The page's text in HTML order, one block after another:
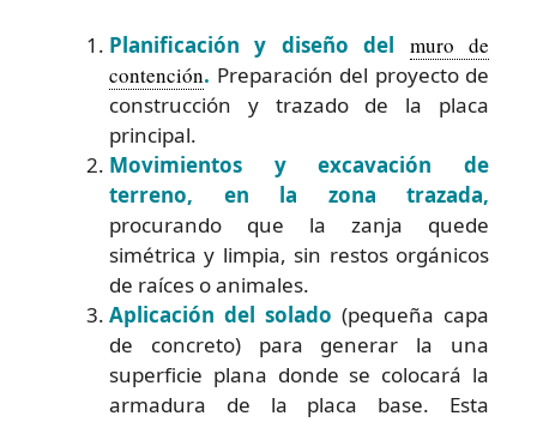
Planificación y diseño del muro de
contención. Preparación del proyecto de
construcción y trazado de la placa
principal.
Movimientos y excavación de
terreno, en la zona trazada,
procurando que la zanja quede
simétrica y limpia, sin restos orgánicos
de raíces o animales.
Aplicación del solado (pequeña capa
de concreto) para generar la una
superficie plana donde se colocará la
armadura de la placa base. Esta